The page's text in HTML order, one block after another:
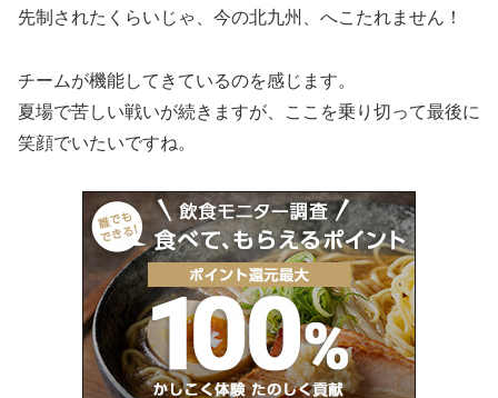
先制されたくらいじゃ、今の北九州、へこたれません！
チームが機能してきているのを感じます。
夏場で苦しい戦いが続きますが、ここを乗り切って最後に
笑顔でいたいですね。